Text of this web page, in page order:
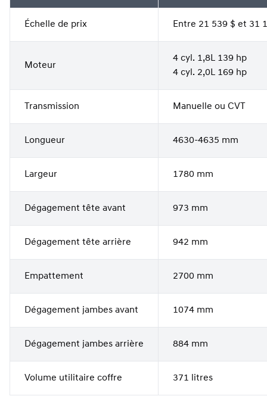
Échelle de prix Entre 21 539 $ et 31
Moteur
4 cyl. 1,8L 139 hp
4 cyl. 2,0L 169 hp
Transmission Manuelle ou CVT
Longueur 4630-4635 mm
Largeur 1780 mm
Dégagement tête avant 973 mm
Dégagement tête arrière 942 mm
Empattement 2700 mm
Dégagement jambes avant 1074 mm
Dégagement jambes arrière 884 mm
Volume utilitaire coffre 371 litres